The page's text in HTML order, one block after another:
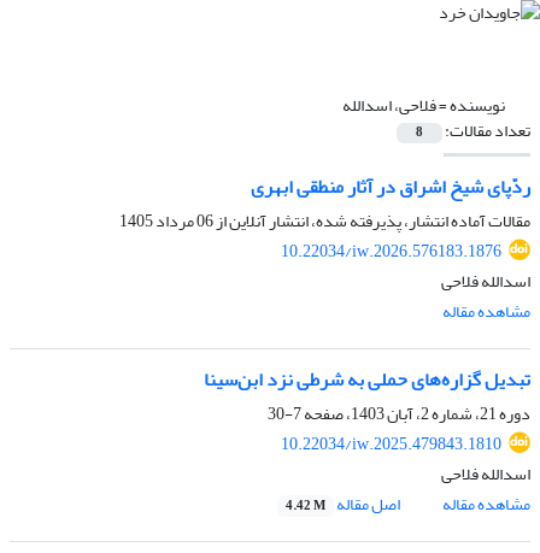
نویسنده =فلاحی، اسدالله
تعداد مقالات: 8
ردّپای شیخ اشراق در آثار منطقی ابهری
مقالات آماده انتشار، پذیرفته شده، انتشار آنلاین از06 مرداد 1405
10.22034/iw.2026.576183.1876
اسدالله فلاحی
مشاهده مقاله
تبدیل گزاره‌های حملی به شرطی نزد ابن‌سینا
دوره 21، شماره 2، آبان 1403، صفحه
7-30
10.22034/iw.2025.479843.1810
اسدالله فلاحی
مشاهده مقاله
اصل مقاله 4.42 M